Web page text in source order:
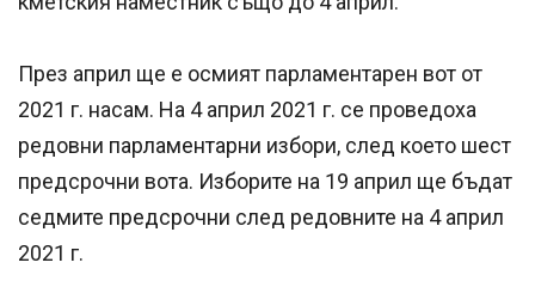
През април ще е осмият парламентарен вот от
2021 г. насам. На 4 април 2021 г. се проведоха
редовни парламентарни избори, след което шест
предсрочни вота. Изборите на 19 април ще бъдат
седмите предсрочни след редовните на 4 април
2021 г.